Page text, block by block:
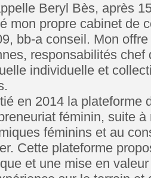
Beryl Bès, après
mon propre cabinet de
bb-a conseil. Mon
responsabilités
individuelle et
en 2014 la plateforme
féminin, suite
féminins et au
Cette plateforme
et une mise en